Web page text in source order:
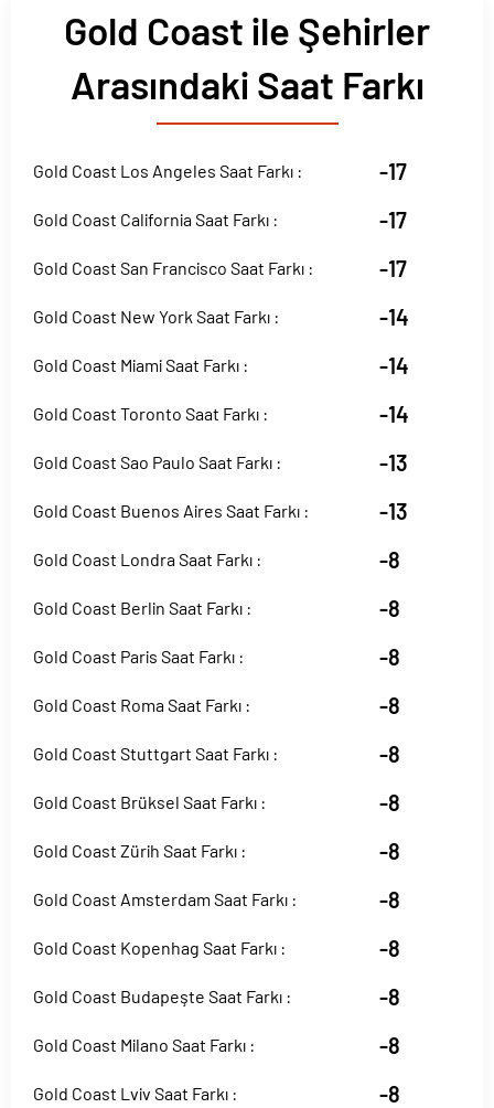
Gold Coast ile Şehirler
Arasındaki Saat Farkı
Gold Coast Los Angeles Saat Farkı : -17
Gold Coast California Saat Farkı : -17
Gold Coast San Francisco Saat Farkı : -17
Gold Coast New York Saat Farkı : -14
Gold Coast Miami Saat Farkı : -14
Gold Coast Toronto Saat Farkı : -14
Gold Coast Sao Paulo Saat Farkı : -13
Gold Coast Buenos Aires Saat Farkı : -13
Gold Coast Londra Saat Farkı : -8
Gold Coast Berlin Saat Farkı : -8
Gold Coast Paris Saat Farkı : -8
Gold Coast Roma Saat Farkı : -8
Gold Coast Stuttgart Saat Farkı : -8
Gold Coast Brüksel Saat Farkı : -8
Gold Coast Zürih Saat Farkı : -8
Gold Coast Amsterdam Saat Farkı : -8
Gold Coast Kopenhag Saat Farkı : -8
Gold Coast Budapeşte Saat Farkı : -8
Gold Coast Milano Saat Farkı : -8
Gold Coast Lviv Saat Farkı : -8